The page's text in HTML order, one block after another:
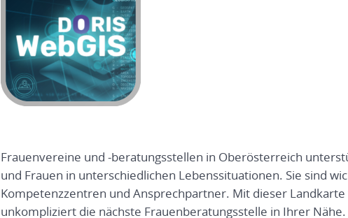
Frauenvereine und -beratungsstellen in Oberösterreich
und Frauen in unterschiedlichen Lebenssituationen. Sie sind
Kompetenzzentren und Ansprechpartner. Mit dieser Landkarte
unkompliziert die nächste Frauenberatungsstelle in Ihrer Nähe.